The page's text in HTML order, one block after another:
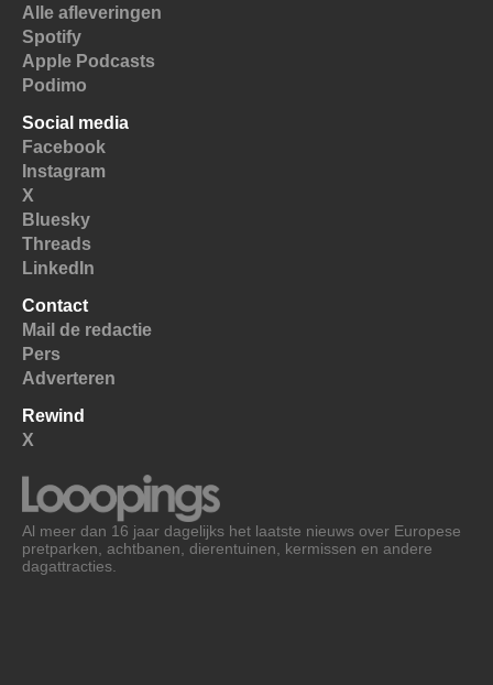
Alle afleveringen
Spotify
Apple Podcasts
Podimo
Social media
Facebook
Instagram
X
Bluesky
Threads
LinkedIn
Contact
Mail de redactie
Pers
Adverteren
Rewind
X
Al meer dan 16 jaar dagelijks het laatste nieuws over Europese
pretparken, achtbanen, dierentuinen, kermissen en andere
dagattracties.